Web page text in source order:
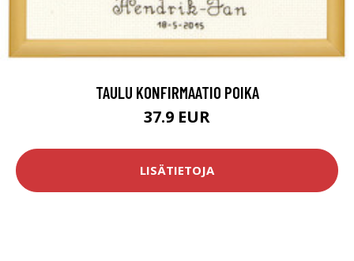
TAULU KONFIRMAATIO POIKA
37.9 EUR
LISÄTIETOJA